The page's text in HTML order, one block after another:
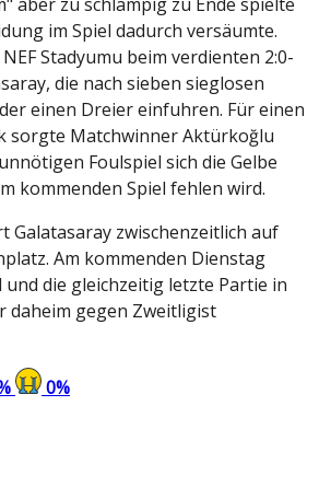
im Spiel dadurch versäumte.
Stadyumu beim verdienten 2:0-
die nach sieben sieglosen
einen Dreier einfuhren. Für einen
sorgte Matchwinner Aktürkoğlu
Foulspiel sich die Gelbe
kommenden Spiel fehlen wird.
Galatasaray zwischenzeitlich auf
Am kommenden Dienstag
die gleichzeitig letzte Partie in
daheim gegen Zweitligist
0%